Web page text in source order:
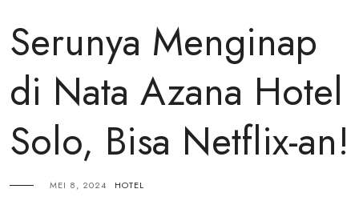
Serunya Menginap
di Nata Azana Hotel
Solo, Bisa Netflix-an!
MEI 8, 2024 HOTEL